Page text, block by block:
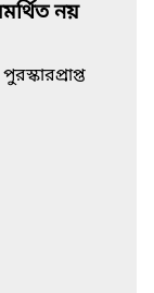
নয়